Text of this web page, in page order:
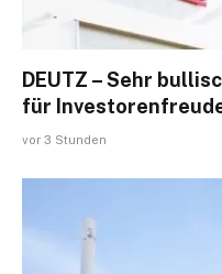
DEUTZ – Sehr
für
vor 3 Stunden